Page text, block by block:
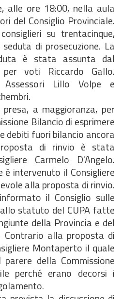
alle ore 18:00, nella aula
del Consiglio Provinciale.
su trentacinque,
di prosecuzione. La
è stata assunta dal
per voti Riccardo Gallo.
Lillo Volpe e
a maggioranza, per
Bilancio di esprimere
debiti fuori bilancio ancora
di rinvio è stata
Carmelo D'Angelo.
intervenuto il Consigliere
alla proposta di rinvio.
il Consiglio sulle
statuto del CUPA fatte
della Provincia e del
Contrario alla proposta di
Montaperto il quale
della Commissione
perché erano decorsi i